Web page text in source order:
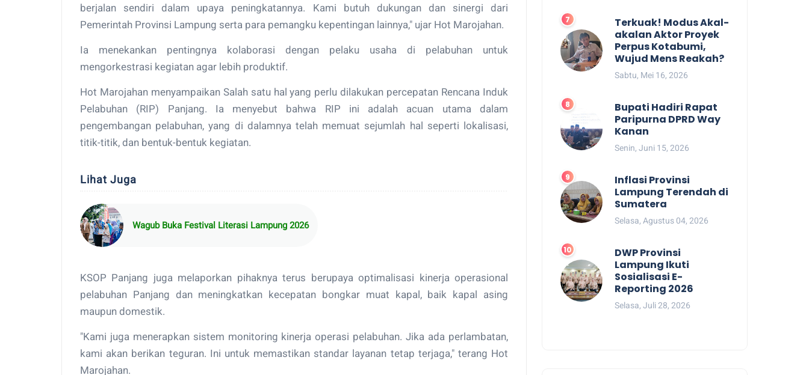
berjalan sendiri dalam upaya peningkatannya. Kami butuh dukungan dan sinergi dari
Pemerintah Provinsi Lampung serta para pemangku kepentingan lainnya," ujar Hot Marojahan.
Ia menekankan pentingnya kolaborasi dengan pelaku usaha di pelabuhan untuk
mengorkestrasi kegiatan agar lebih produktif.
Hot Marojahan menyampaikan Salah satu hal yang perlu dilakukan percepatan Rencana Induk
Pelabuhan (RIP) Panjang. Ia menyebut bahwa RIP ini adalah acuan utama dalam
pengembangan pelabuhan, yang di dalamnya telah memuat sejumlah hal seperti lokalisasi,
titik-titik, dan bentuk-bentuk kegiatan.
Lihat Juga
Wagub Buka Festival Literasi Lampung 2026
KSOP Panjang juga melaporkan pihaknya terus berupaya optimalisasi kinerja operasional
pelabuhan Panjang dan meningkatkan kecepatan bongkar muat kapal, baik kapal asing
maupun domestik.
"Kami juga menerapkan sistem monitoring kinerja operasi pelabuhan. Jika ada perlambatan,
kami akan berikan teguran. Ini untuk memastikan standar layanan tetap terjaga," terang Hot
Marojahan.
Terkuak! Modus Akal-
akalan Aktor Proyek
Perpus Kotabumi,
Wujud Mens Reakah?
Sabtu, Mei 16, 2026
Bupati Hadiri Rapat
Paripurna DPRD Way
Kanan
Senin, Juni 15, 2026
Inflasi Provinsi
Lampung Terendah di
Sumatera
Selasa, Agustus 04, 2026
DWP Provinsi
Lampung Ikuti
Sosialisasi E-
Reporting 2026
Selasa, Juli 28, 2026